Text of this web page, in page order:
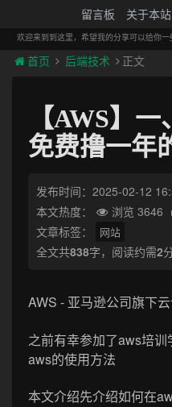
留言板 关于本站
欢迎来到到这里，希望我的分享可以给你一
首页 后端技术 正文
【AWS】
免费撸一年
发布时间：2025-02-12
本文热度：
浏览 3646
文章标签：
网站
全文共838字，阅读约需2
AWS - 亚马逊公司旗下
之前有幸参加了aws培
aws的使用方法
本文介绍先介绍如何在